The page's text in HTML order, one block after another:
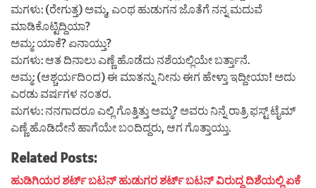
ಮಗಳು: (ರೇಗುತ್ತ) ಅಮ್ಮ, ಎಂಥ ಹುಡುಗನ ಜೊತೆಗೆ ನನ್ನ ಮದುವೆ
ಮಾಡಿಕೊಟ್ಟಿದ್ದಿಯಾ?
ಅಮ್ಮ: ಯಾಕೆ? ಏನಾಯ್ತು?
ಮಗಳು: ಆತ ದಿನಾಲು ಎಣ್ಣೆ ಹೊಡೆದು ನಶೆಯಲ್ಲಿಯೇ ಬರ್ತ್ತಾನೆ.
ಅಮ್ಮ: (ಆಶ್ಚರ್ಯದಿಂದ) ಈ ಮಾತನ್ನು ನೀನು ಈಗ ಹೇಳ್ತಾ ಇದ್ದೀಯಾ! ಅದು
ಎರಡು ವರ್ಷಗಳ ನಂತರ.
ಮಗಳು: ನನಗಾದರೂ ಎಲ್ಲಿ ಗೊತ್ತಿತ್ತು ಅಮ್ಮ? ಅವರು ನಿನ್ನೆ ರಾತ್ರಿ ಫಸ್ಟ್ ಟೈಮ್
ಎಣ್ಣೆ ಹೊಡಿದೇನೆ ಹಾಗೆಯೇ ಬಂದಿದ್ದರು, ಆಗ ಗೊತ್ತಾಯ್ತು.
Related Posts:
ಹುಡಿಗಿಯರ ಶರ್ಟ್ ಬಟನ್ ಹುಡುಗರ ಶರ್ಟ್ ಬಟನ್ ವಿರುದ್ದ ದಿಶೆಯಲ್ಲಿ ಏಕೆ